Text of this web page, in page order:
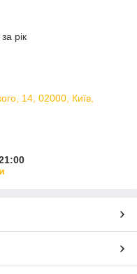
рік
14, 02000, Київ,